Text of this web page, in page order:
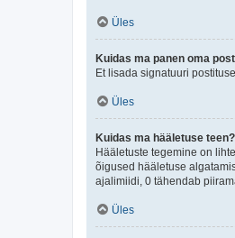
Üles
Kuidas ma panen oma
Et lisada signatuuri
Üles
Kuidas ma hääletuse teen?
Hääletuste tegemine on
õigused hääletuse
ajalimiidi, 0 tähendab
Üles